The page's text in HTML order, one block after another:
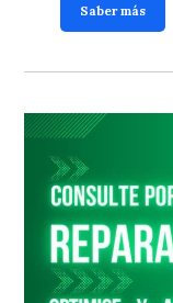
Saber más